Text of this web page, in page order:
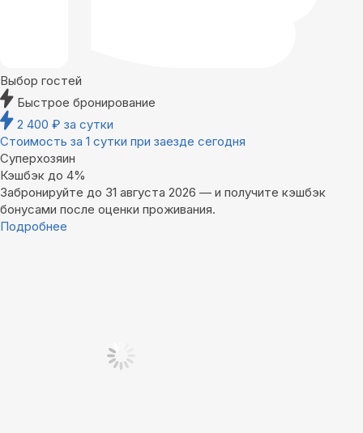
Выбор гостей
Быстрое бронирование
2 400 ₽ за сутки
Стоимость за 1 сутки при заезде сегодня
Суперхозяин
Кэшбэк до 4%
Забронируйте до 31 августа 2026 — и получите кэшбэк
бонусами после оценки проживания.
Подробнее